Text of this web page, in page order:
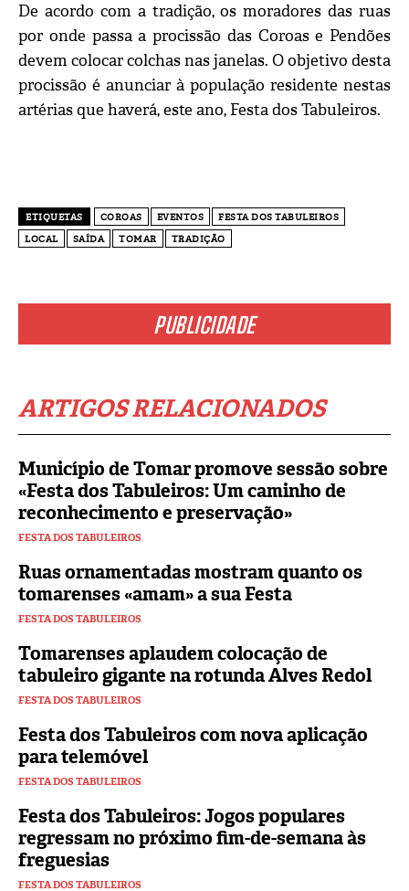
PUBLICIDADE
ARTIGOS RELACIONADOS
Município de Tomar promove sessão sobre
«Festa dos Tabuleiros: Um caminho de
reconhecimento e preservação»
FESTA DOS TABULEIROS
Ruas ornamentadas mostram quanto os
tomarenses «amam» a sua Festa
FESTA DOS TABULEIROS
Tomarenses aplaudem colocação de
tabuleiro gigante na rotunda Alves Redol
FESTA DOS TABULEIROS
Festa dos Tabuleiros com nova aplicação
para telemóvel
FESTA DOS TABULEIROS
Festa dos Tabuleiros: Jogos populares
regressam no próximo fim-de-semana às
freguesias
FESTA DOS TABULEIROS
De acordo com a tradição, os moradores das ruas
por onde passa a procissão das Coroas e Pendões
devem colocar colchas nas janelas. O objetivo desta
procissão é anunciar à população residente nestas
artérias que haverá, este ano, Festa dos Tabuleiros.
ETIQUETAS COROAS EVENTOS
FESTA DOS TABULEIROS
LOCAL
SAÍDA TOMAR TRADIÇÃO